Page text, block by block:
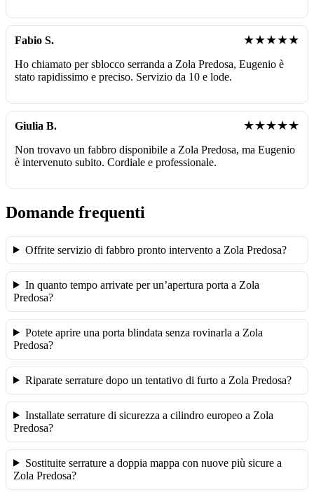
Fabio S. ★★★★★
Ho chiamato per sblocco serranda a Zola Predosa, Eugenio è
stato rapidissimo e preciso. Servizio da 10 e lode.
Giulia B. ★★★★★
Non trovavo un fabbro disponibile a Zola Predosa, ma Eugenio
è intervenuto subito. Cordiale e professionale.
Domande frequenti
Offrite servizio di fabbro pronto intervento a Zola Predosa?
In quanto tempo arrivate per un’apertura porta a Zola
Predosa?
Potete aprire una porta blindata senza rovinarla a Zola
Predosa?
Riparate serrature dopo un tentativo di furto a Zola Predosa?
Installate serrature di sicurezza a cilindro europeo a Zola
Predosa?
Sostituite serrature a doppia mappa con nuove più sicure a
Zola Predosa?